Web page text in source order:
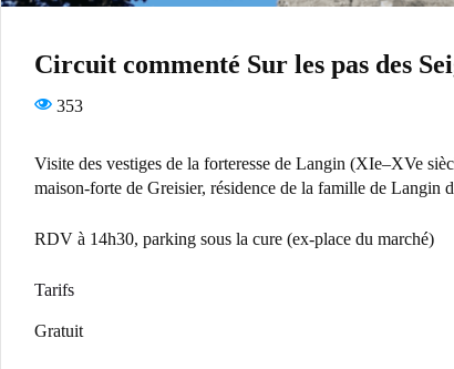
Circuit commenté Sur les pas des
353
Visite des vestiges de la forteresse de Langin (XIe–XVe
maison-forte de Greisier, résidence de la famille de Langin
RDV à 14h30, parking sous la cure (ex-place du marché)
Tarifs
Gratuit